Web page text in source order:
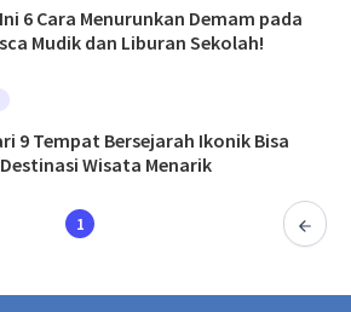
6 Cara Menurunkan Demam pada
Mudik dan Liburan Sekolah!
9 Tempat Bersejarah Ikonik Bisa
Wisata Menarik
1